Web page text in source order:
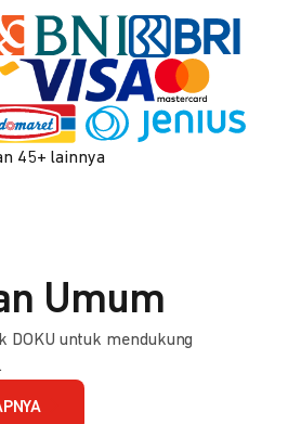
45+ lainnya
Umum
DOKU untuk mendukung